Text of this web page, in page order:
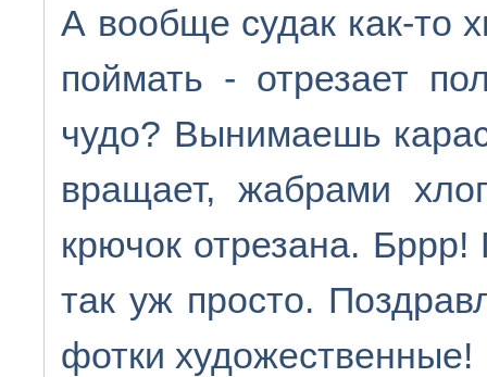
А вообще судак как-то
поймать - отрезает
чудо? Вынимаешь
вращает, жабрами
крючок отрезана.
так уж просто.
фотки художественные!